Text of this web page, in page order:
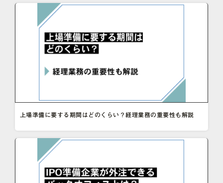
上場準備に要する期間はどのくらい？経理業務の重要性も解説